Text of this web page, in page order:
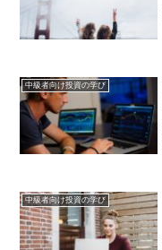
中級者向け投資の学び
中級者向け投資の学び